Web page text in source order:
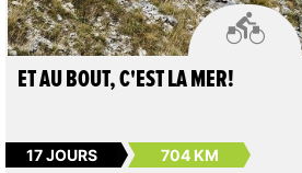

ET AU BOUT, C'EST LA MER!
17 JOURS 704 KM